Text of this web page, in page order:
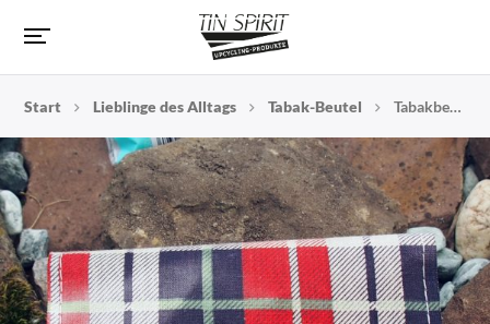
Start Lieblinge des Alltags Tabak-Beutel Tabakbeutel